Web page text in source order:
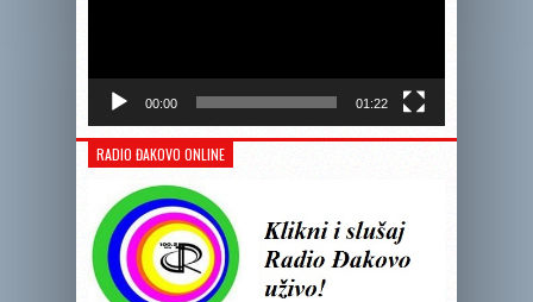
00:00 01:22
RADIO ĐAKOVO ONLINE